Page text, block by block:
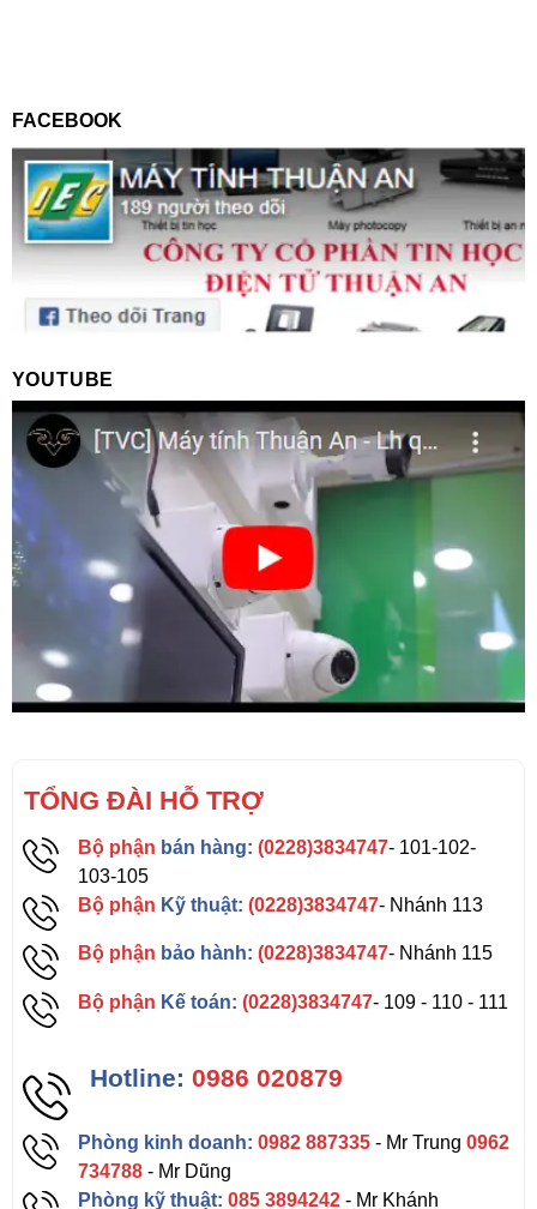
FACEBOOK
YOUTUBE
TỔNG ĐÀI HỖ TRỢ
Bộ phận bán hàng: (0228)3834747- 101-102-
103-105
Bộ phận Kỹ thuật: (0228)3834747- Nhánh 113
Bộ phận bảo hành: (0228)3834747- Nhánh 115
Bộ phận Kế toán: (0228)3834747- 109 - 110 - 111
Hotline: 0986 020879
Phòng kinh doanh: 0982 887335 - Mr Trung0962
734788 - Mr Dũng
Phòng kỹ thuật:085 3894242 - Mr Khánh